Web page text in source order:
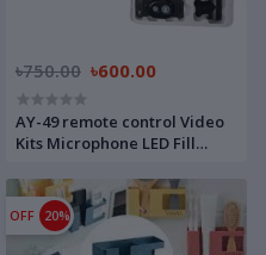
৳750.00 ৳600.00
AY-49 remote control Video
Kits Microphone LED Fill
OFF 20%